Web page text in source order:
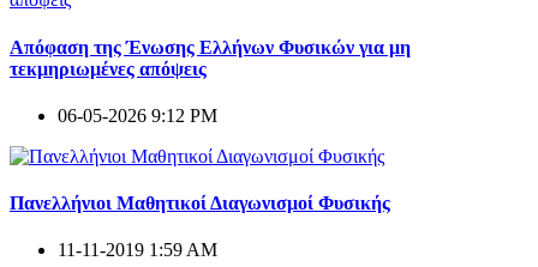
Απόφαση της Ένωσης Ελλήνων Φυσικών για μη
τεκμηριωμένες απόψεις
06-05-2026 9:12 PM
Πανελλήνιοι Μαθητικοί Διαγωνισμοί Φυσικής
11-11-2019 1:59 AM